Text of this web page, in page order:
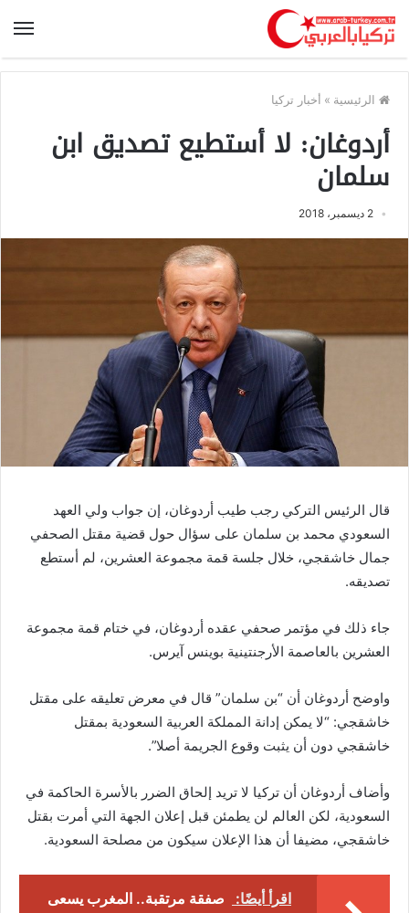
الرئيسية » أخبار تركيا
أردوغان: لا أستطيع تصديق ابن
سلمان
2 ديسمبر، 2018
قال الرئيس التركي رجب طيب أردوغان، إن جواب ولي العهد
السعودي محمد بن سلمان على سؤال حول قضية مقتل الصحفي
جمال خاشقجي، خلال جلسة قمة مجموعة العشرين، لم أستطع
تصديقه.
جاء ذلك في مؤتمر صحفي عقده أردوغان، في ختام قمة مجموعة
العشرين بالعاصمة الأرجنتينية بوينس آيرس.
واوضح أردوغان أن “بن سلمان” قال في معرض تعليقه على مقتل
خاشقجي: “لا يمكن إدانة المملكة العربية السعودية بمقتل
خاشقجي دون أن يثبت وقوع الجريمة أصلا”.
وأضاف أردوغان أن تركيا لا تريد إلحاق الضرر بالأسرة الحاكمة في
السعودية، لكن العالم لن يطمئن قبل إعلان الجهة التي أمرت بقتل
خاشقجي، مضيفا أن هذا الإعلان سيكون من مصلحة السعودية.
اقرأ أيضًا:
صفقة مرتقبة.. المغرب يسعى